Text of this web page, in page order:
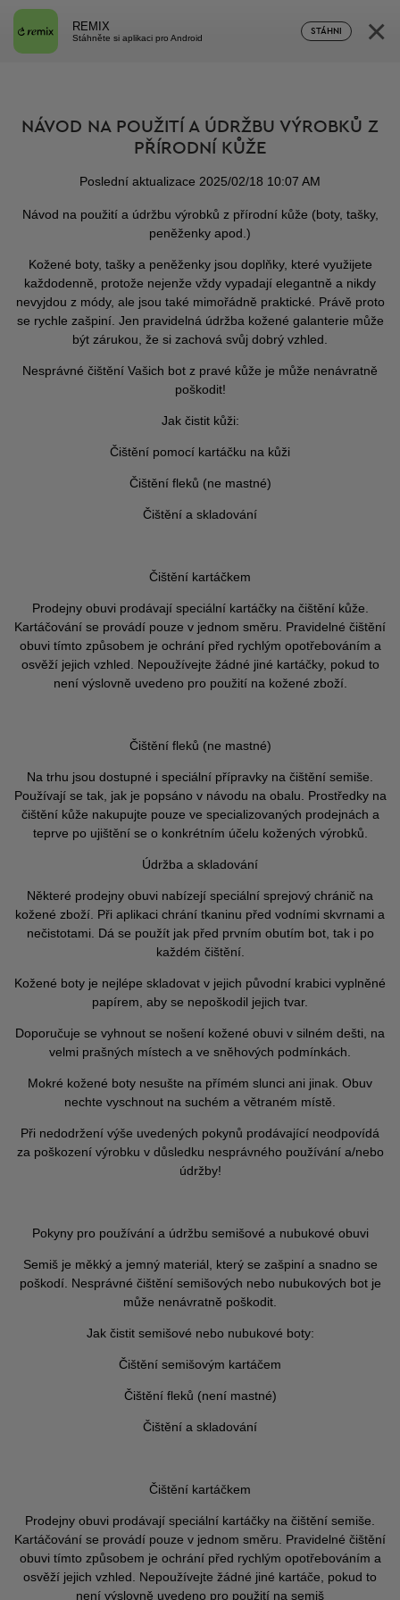
REMIX
Stáhněte si aplikaci pro Android
STÁHNI ×
NÁVOD NA POUŽITÍ A ÚDRŽBU VÝROBKŮ Z
PŘÍRODNÍ KŮŽE
Poslední aktualizace 2025/02/18 10:07 AM
Návod na použití a údržbu výrobků z přírodní kůže (boty, tašky,
peněženky apod.)
Kožené boty, tašky a peněženky jsou doplňky, které využijete
každodenně, protože nejenže vždy vypadají elegantně a nikdy
nevyjdou z módy, ale jsou také mimořádně praktické. Právě proto
se rychle zašpiní. Jen pravidelná údržba kožené galanterie může
být zárukou, že si zachová svůj dobrý vzhled.
Nesprávné čištění Vašich bot z pravé kůže je může nenávratně
poškodit!
Jak čistit kůži:
Čištění pomocí kartáčku na kůži
Čištění fleků (ne mastné)
Čištění a skladování
Čištění kartáčkem
Prodejny obuvi prodávají speciální kartáčky na čištění kůže.
Kartáčování se provádí pouze v jednom směru. Pravidelné čištění
obuvi tímto způsobem je ochrání před rychlým opotřebováním a
osvěží jejich vzhled. Nepoužívejte žádné jiné kartáčky, pokud to
není výslovně uvedeno pro použití na kožené zboží.
Čištění fleků (ne mastné)
Na trhu jsou dostupné i speciální přípravky na čištění semiše.
Používají se tak, jak je popsáno v návodu na obalu. Prostředky na
čištění kůže nakupujte pouze ve specializovaných prodejnách a
teprve po ujištění se o konkrétním účelu kožených výrobků.
Údržba a skladování
Některé prodejny obuvi nabízejí speciální sprejový chránič na
kožené zboží. Při aplikaci chrání tkaninu před vodními skvrnami a
nečistotami. Dá se použít jak před prvním obutím bot, tak i po
každém čištění.
Kožené boty je nejlépe skladovat v jejich původní krabici vyplněné
papírem, aby se nepoškodil jejich tvar.
Doporučuje se vyhnout se nošení kožené obuvi v silném dešti, na
velmi prašných místech a ve sněhových podmínkách.
Mokré kožené boty nesušte na přímém slunci ani jinak. Obuv
nechte vyschnout na suchém a větraném místě.
Při nedodržení výše uvedených pokynů prodávající neodpovídá
za poškození výrobku v důsledku nesprávného používání a/nebo
údržby!
Pokyny pro používání a údržbu semišové a nubukové obuvi
Semiš je měkký a jemný materiál, který se zašpiní a snadno se
poškodí. Nesprávné čištění semišových nebo nubukových bot je
může nenávratně poškodit.
Jak čistit semišové nebo nubukové boty:
Čištění semišovým kartáčem
Čištění fleků (není mastné)
Čištění a skladování
Čištění kartáčkem
Prodejny obuvi prodávají speciální kartáčky na čištění semiše.
Kartáčování se provádí pouze v jednom směru. Pravidelné čištění
obuvi tímto způsobem je ochrání před rychlým opotřebováním a
osvěží jejich vzhled. Nepoužívejte žádné jiné kartáče, pokud to
není výslovně uvedeno pro použití na semiš